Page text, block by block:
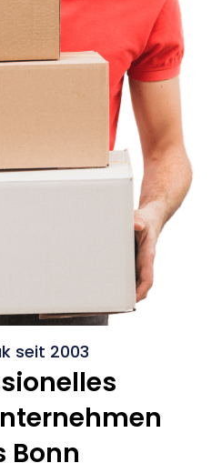
seit 2003
Bonn